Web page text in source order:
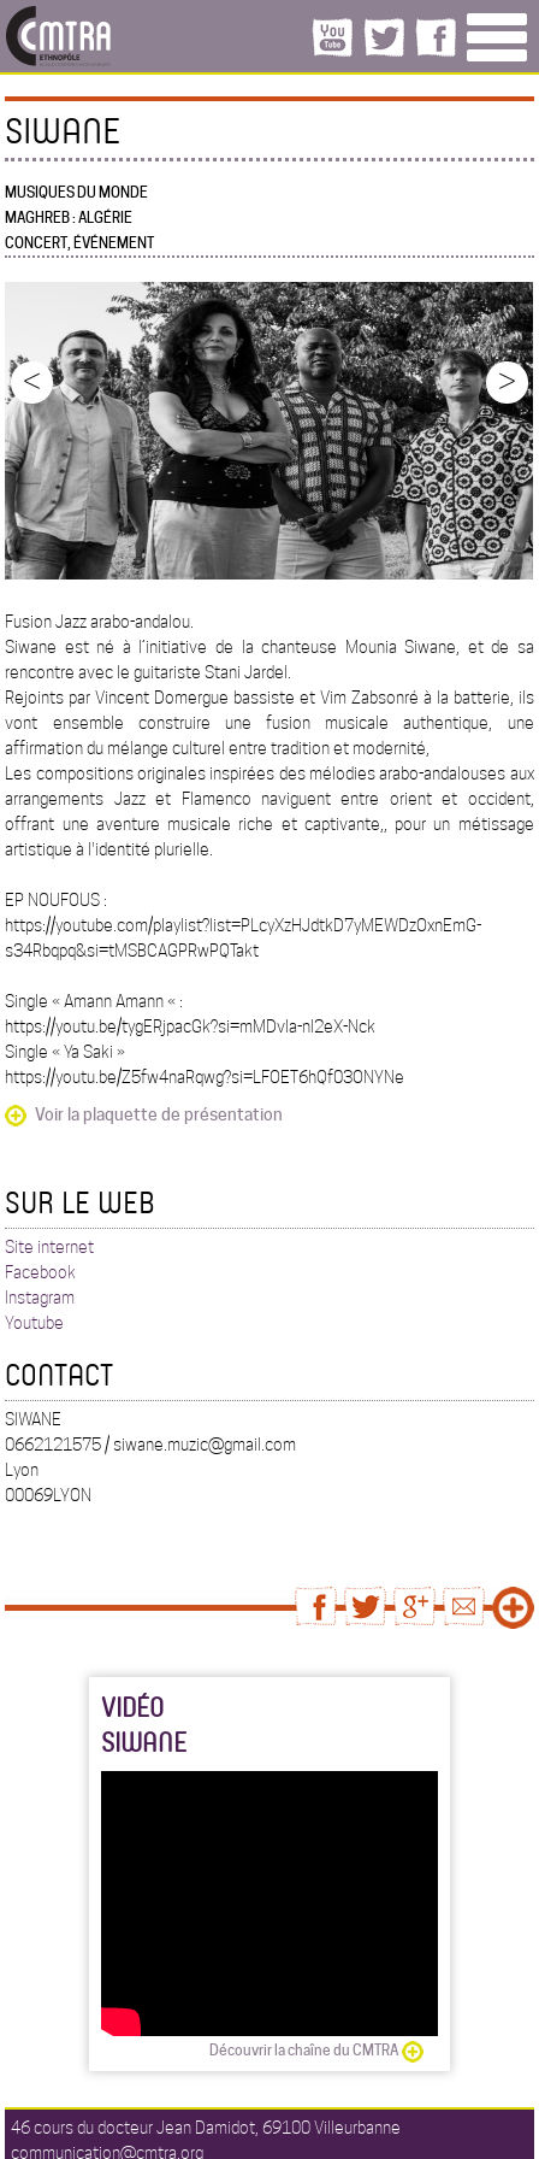
SIWANE
MUSIQUES DU MONDE
MAGHREB : ALGÉRIE
CONCERT, ÉVÉNEMENT
< >
Fusion Jazz arabo-andalou.
Siwane est né à l’initiative de la chanteuse Mounia Siwane, et de sa
rencontre avec le guitariste Stani Jardel.
Rejoints par Vincent Domergue bassiste et Vim Zabsonré à la batterie, ils
vont ensemble construire une fusion musicale authentique, une
affirmation du mélange culturel entre tradition et modernité,
Les compositions originales inspirées des mélodies arabo-andalouses aux
arrangements Jazz et Flamenco naviguent entre orient et occident,
offrant une aventure musicale riche et captivante,, pour un métissage
artistique à l'identité plurielle.
EP NOUFOUS :
https://youtube.com/playlist?list=PLcyXzHJdtkD7yMEWDzOxnEmG-
s34Rbqpq&si=tMSBCAGPRwPQTakt
Single « Amann Amann « :
https://youtu.be/tygERjpacGk?si=mMDvIa-nI2eX-Nck
Single « Ya Saki »
https://youtu.be/Z5fw4naRqwg?si=LFOET6hQf03ONYNe
Voir la plaquette de présentation
SUR LE WEB
Site internet
Facebook
Instagram
Youtube
CONTACT
SIWANE
0662121575 / siwane.muzic@gmail.com
Lyon
00069LYON
VIDÉO
SIWANE
Découvrir la chaîne du CMTRA
46 cours du docteur Jean Damidot, 69100 Villeurbanne
communication@cmtra.org